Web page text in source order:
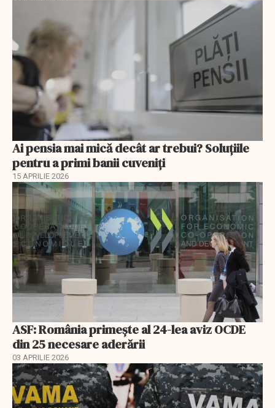
Ai pensia mai mică decât ar trebui? Soluţiile
pentru a primi banii cuveniţi
15 APRILIE 2026
ASF: România primește al 24-lea aviz OCDE
din 25 necesare aderării
03 APRILIE 2026